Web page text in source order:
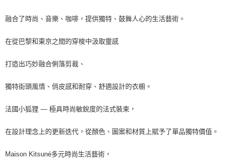
融合了時尚、音樂、咖啡，提供獨特、鼓舞人心的生活藝術。
在從巴黎和東京之間的穿梭中汲取靈感
打造出巧妙融合俐落剪裁、
獨特街頭風情、俏皮感和耐穿、舒適設計的衣櫥。
法國小狐狸 — 極具時尚敏銳度的法式裝束，
在設計理念上的更新迭代，從顏色、圖案和材質上賦予了單品獨特價值。
Maison Kitsuné多元時尚生活藝術，